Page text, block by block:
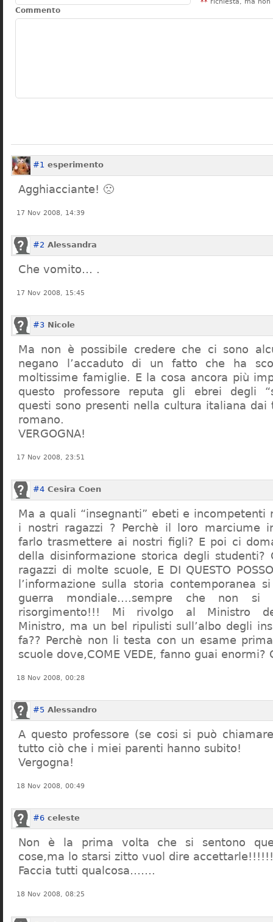
Commento
#1 esperimento
Agghiacciante! 🙁
17 Nov 2008, 14:39
#2 Alessandra
Che vomito… .
17 Nov 2008, 15:45
#3 Nicole
Ma non è possibile credere che ci sono
negano l’accaduto di un fatto che ha
moltissime famiglie. E la cosa ancora più
questo professore reputa gli ebrei degli
questi sono presenti nella cultura italiana dai
romano.
VERGOGNA!
17 Nov 2008, 23:51
#4 Cesira Coen
Ma a quali “insegnanti” ebeti e
i nostri ragazzi ? Perchè il loro marciume
farlo trasmettere ai nostri figli? E poi ci
della disinformazione storica degli
ragazzi di molte scuole, E DI QUESTO POSSO
l’informazione sulla storia contemporanea
guerra mondiale….sempre che non
risorgimento!!! Mi rivolgo al Ministro
Ministro, ma un bel ripulisti sull’albo degli
fa?? Perchè non li testa con un esame
scuole dove,COME VEDE, fanno guai enormi?
18 Nov 2008, 00:28
#5 Alessandro
A questo professore (se cosi si può
tutto ciò che i miei parenti hanno subito!
Vergogna!
18 Nov 2008, 00:49
#6 celeste
Non è la prima volta che si sentono
cose,ma lo starsi zitto vuol dire accettarle!!!!!!
Faccia tutti qualcosa…….
18 Nov 2008, 08:25